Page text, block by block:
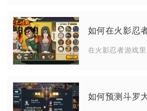
在火影忍者游戏